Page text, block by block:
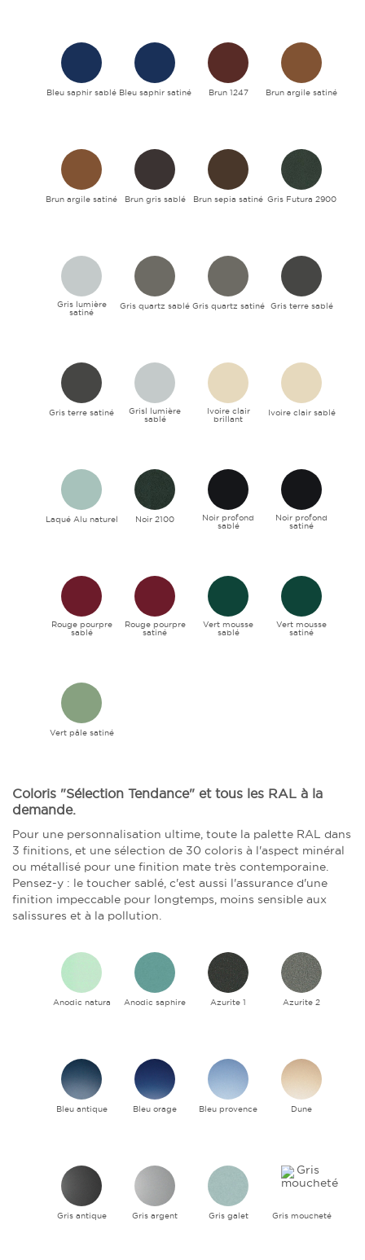
Bleu saphir sablé Bleu saphir satiné Brun 1247 Brun argile satiné
Brun argile satiné Brun gris sablé Brun sepia satiné Gris Futura 2900
Gris lumière
satiné
Gris quartz sablé Gris quartz satiné Gris terre sablé
Gris terre satiné Grisl lumière
sablé
Ivoire clair
brillant
Ivoire clair sablé
Laqué Alu naturel Noir 2100 Noir profond
sablé
Noir profond
satiné
Rouge pourpre
sablé
Rouge pourpre
satiné
Vert mousse
sablé
Vert mousse
satiné
Vert pâle satiné
Coloris "Sélection Tendance" et tous les RAL à la
demande.
Pour une personnalisation ultime, toute la palette RAL dans
3 finitions, et une sélection de 30 coloris à l'aspect minéral
ou métallisé pour une finition mate très contemporaine.
Pensez-y : le toucher sablé, c'est aussi l'assurance d'une
finition impeccable pour longtemps, moins sensible aux
salissures et à la pollution.
Anodic natura Anodic saphire Azurite 1 Azurite 2
Bleu antique Bleu orage Bleu provence Dune
Gris antique Gris argent Gris galet Gris moucheté